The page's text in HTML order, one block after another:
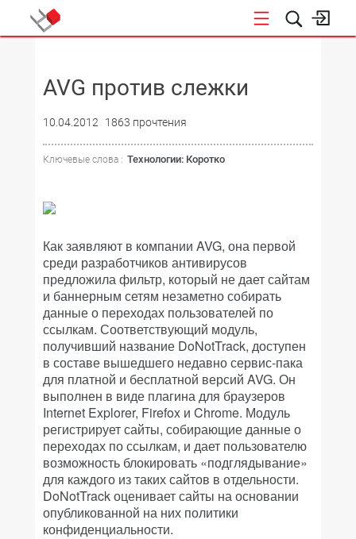
AVG против слежки
10.04.2012 1863 прочтения
Ключевые слова : Технологии: Коротко
Как заявляют в компании AVG, она первой
среди разработчиков антивирусов
предложила фильтр, который не дает сайтам
и баннерным сетям незаметно собирать
данные о переходах пользователей по
ссылкам. Соответствующий модуль,
получивший название DoNotTrack, доступен
в составе вышедшего недавно сервис-пака
для платной и бесплатной версий AVG. Он
выполнен в виде плагина для браузеров
Internet Explorer, Firefox и Chrome. Модуль
регистрирует сайты, собирающие данные о
переходах по ссылкам, и дает пользователю
возможность блокировать «подглядывание»
для каждого из таких сайтов в отдельности.
DoNotTrack оценивает сайты на основании
опубликованной на них политики
конфиденциальности.